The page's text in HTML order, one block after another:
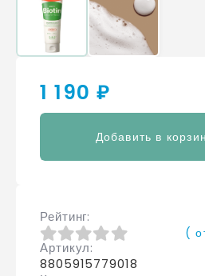
1 190 ₽
Добавить в
Рейтинг
0из 5
(
Артикул
8805915779018